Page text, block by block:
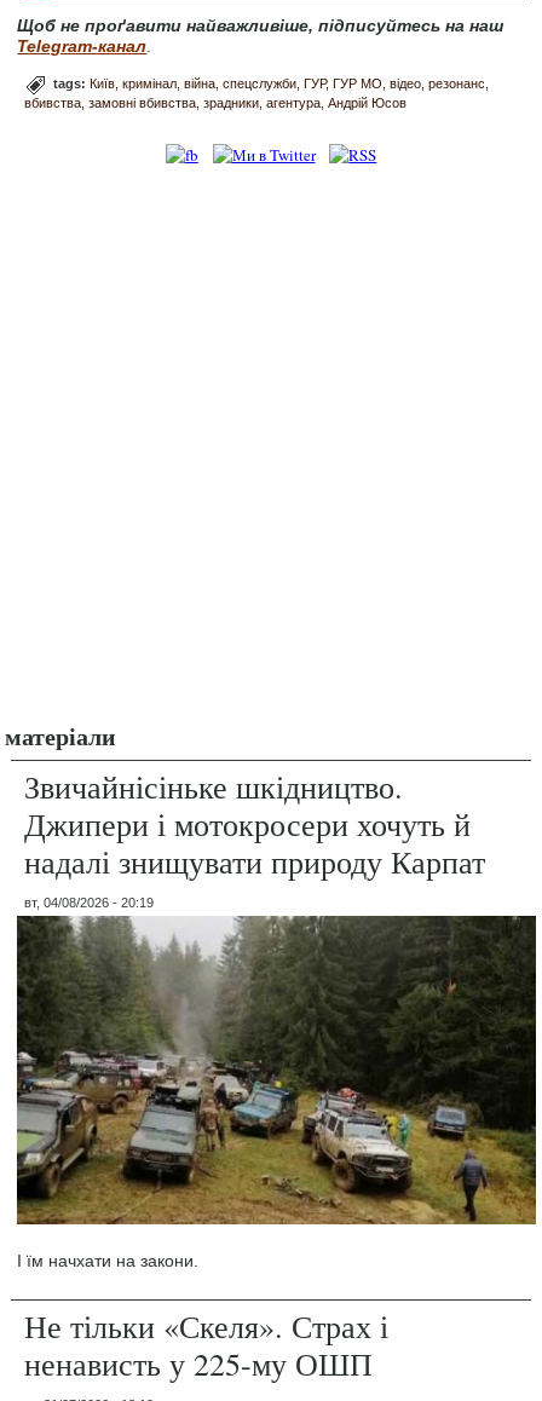
Щоб не проґавити найважливіше, підписуйтесь на наш
Telegram-канал
tags:Київ кримінал війна спецслужби ГУР ГУР МО відео резонанс
вбивства замовні вбивства зрадники агентура Андрій Юсов
матеріали
Звичайнісіньке шкідництво.
Джипери і мотокросери хочуть й
надалі знищувати природу Карпат
вт, 04/08/2026 - 20:19
І їм начхати на закони.
Не тільки «Скеля». Страх і
ненависть у 225-му ОШП